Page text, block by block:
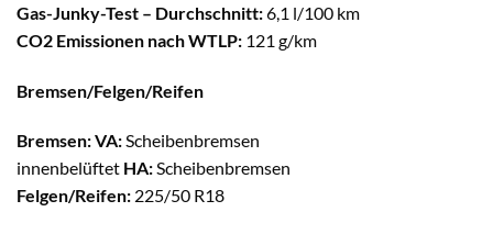
Gas-Junky-Test – Durchschnitt:6,1 l/100 km
CO2 Emissionen nach WTLP: 121 g/km
Bremsen/Felgen/Reifen
Bremsen: VA:Scheibenbremsen
innenbelüftet HA:Scheibenbremsen
Felgen/Reifen: 225/50 R18